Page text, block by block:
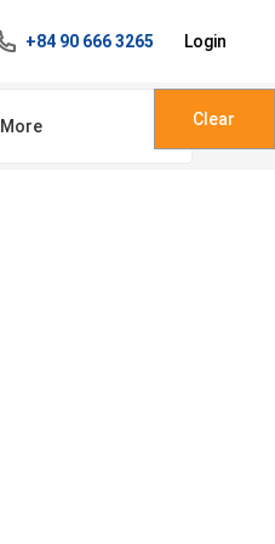
+84 90 666 3265 Login
More Clear